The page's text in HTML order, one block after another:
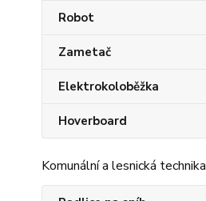
Robot
Zametač
Elektrokoloběžka
Hoverboard
Komunální a lesnická technika